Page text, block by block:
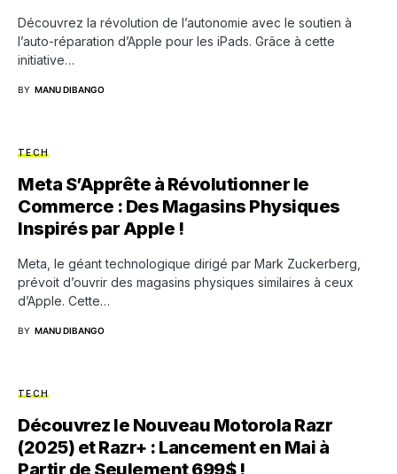
Découvrez la révolution de l’autonomie avec le soutien à
l’auto-réparation d’Apple pour les iPads. Grâce à cette
initiative…
BY MANU DIBANGO
TECH
Meta S’Apprête à Révolutionner le
Commerce : Des Magasins Physiques
Inspirés par Apple !
Meta, le géant technologique dirigé par Mark Zuckerberg,
prévoit d’ouvrir des magasins physiques similaires à ceux
d’Apple. Cette…
BY MANU DIBANGO
TECH
Découvrez le Nouveau Motorola Razr
(2025) et Razr+ : Lancement en Mai à
Partir de Seulement 699$ !